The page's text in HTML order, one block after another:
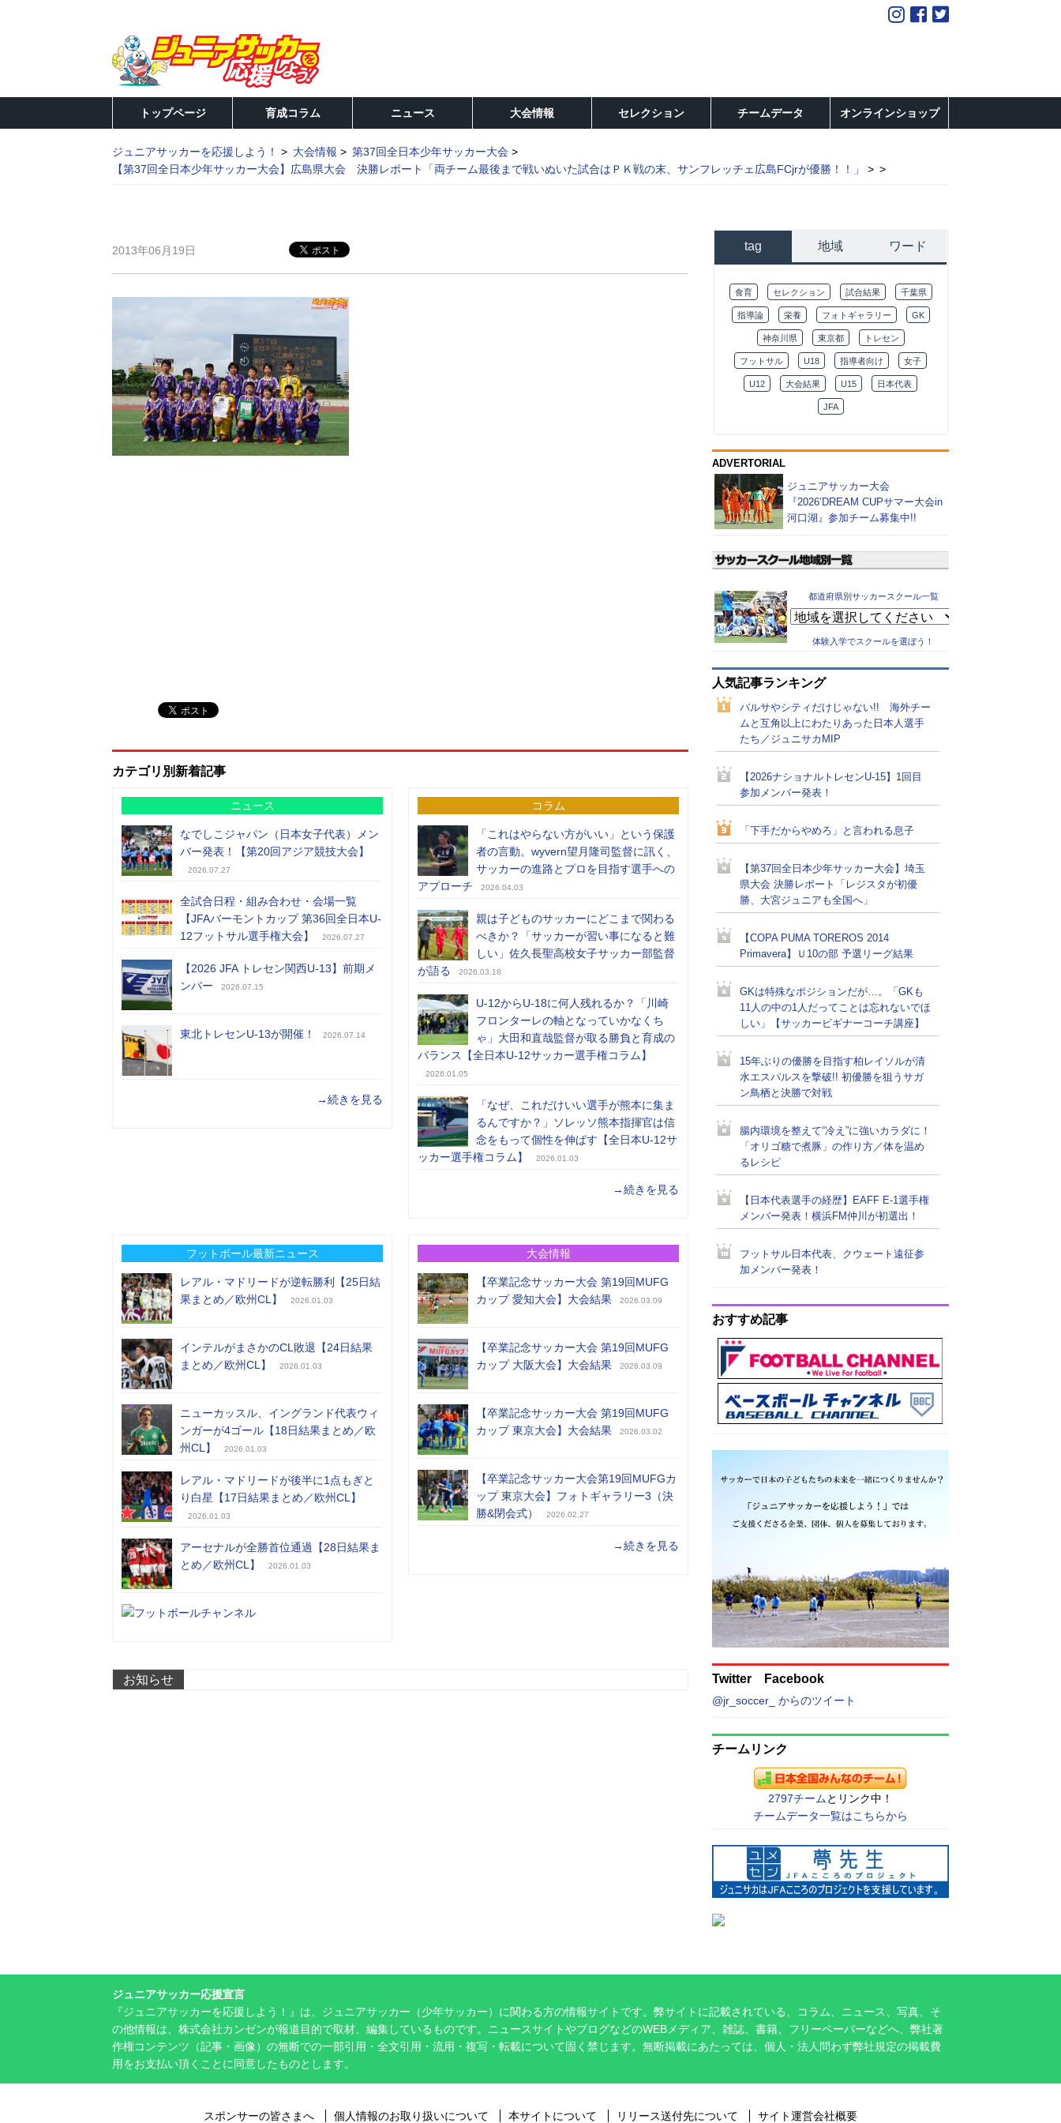
トップページ 育成コラム ニュース 大会情報 セレクション チームデータ オンラインショップ
ジュニアサッカーを応援しよう！ 大会情報
第37回全日本少年サッカー大会
【第37回全日本少年サッカー大会】広島県大会 決勝レポート「両チーム最後まで戦いぬいた試合はＰＫ戦の末、サンフレッチェ広島FCjrが優勝！！」
2013年06月19日
カテゴリ別新着記事
ニュース
なでしこジャパン（日本女子代表）メン
バー発表！【第20回アジア競技大会】
2026.07.27
全試合日程・組み合わせ・会場一覧
【JFAバーモントカップ 第36回全日本U-
12フットサル選手権大会】
2026.07.27
【2026 JFA トレセン関西U-13】前期メ
ンバー
2026.07.15
東北トレセンU-13が開催！ 2026.07.14
→続きを見る
コラム
「これはやらない方がいい」という保護
者の言動。wyvern望月隆司監督に訊く、
サッカーの進路とプロを目指す選手への
アプローチ
2026.04.03
親は子どものサッカーにどこまで関わる
べきか？「サッカーが習い事になると難
しい」佐久長聖高校女子サッカー部監督
が語る
2026.03.18
U-12からU-18に何人残れるか？「川崎
フロンターレの軸となっていかなくち
ゃ」大田和直哉監督が取る勝負と育成の
バランス【全日本U-12サッカー選手権コラム】
2026.01.05
「なぜ、これだけいい選手が熊本に集ま
るんですか？」ソレッソ熊本指揮官は信
念をもって個性を伸ばす【全日本U-12サ
ッカー選手権コラム】
2026.01.03
→続きを見る
フットボール最新ニュース
レアル・マドリードが逆転勝利【25日結
果まとめ／欧州CL】
2026.01.03
インテルがまさかのCL敗退【24日結果
まとめ／欧州CL】
2026.01.03
ニューカッスル、イングランド代表ウィ
ンガーが4ゴール【18日結果まとめ／欧
州CL】
2026.01.03
レアル・マドリードが後半に1点もぎと
り白星【17日結果まとめ／欧州CL】
2026.01.03
アーセナルが全勝首位通過【28日結果ま
とめ／欧州CL】
2026.01.03
大会情報
【卒業記念サッカー大会 第19回MUFG
カップ 愛知大会】大会結果
2026.03.09
【卒業記念サッカー大会 第19回MUFG
カップ 大阪大会】大会結果
2026.03.09
【卒業記念サッカー大会 第19回MUFG
カップ 東京大会】大会結果
2026.03.02
【卒業記念サッカー大会第19回MUFGカ
ップ 東京大会】フォトギャラリー3（決
勝&閉会式）
2026.02.27
→続きを見る
お知らせ
tag 地域 ワード
食育 セレクション 試合結果 千葉県
指導論 栄養 フォトギャラリー GK
神奈川県 東京都 トレセン
フットサル U18 指導者向け 女子
U12 大会結果 U15 日本代表
JFA
ADVERTORIAL
ジュニアサッカー大会
『2026’DREAM CUPサマー大会in
河口湖』参加チーム募集中!!
都道府県別サッカースクール一覧
体験入学でスクールを選ぼう！
人気記事ランキング
バルサやシティだけじゃない!! 海外チー
ムと互角以上にわたりあった日本人選手
たち／ジュニサカMIP
【2026ナショナルトレセンU-15】1回目
参加メンバー発表！
「下手だからやめろ」と言われる息子
【第37回全日本少年サッカー大会】埼玉
県大会 決勝レポート「レジスタが初優
勝、大宮ジュニアも全国へ」
【COPA PUMA TOREROS 2014
Primavera】Ｕ10の部 予選リーグ結果
GKは特殊なポジションだが…。「GKも
11人の中の1人だってことは忘れないでほ
しい」【サッカービギナーコーチ講座】
15年ぶりの優勝を目指す柏レイソルが清
水エスパルスを撃破!! 初優勝を狙うサガ
ン鳥栖と決勝で対戦
腸内環境を整えて“冷え”に強いカラダに！
「オリゴ糖で煮豚」の作り方／体を温め
るレシピ
【日本代表選手の経歴】EAFF E-1選手権
メンバー発表！横浜FM仲川が初選出！
フットサル日本代表、クウェート遠征参
加メンバー発表！
おすすめ記事
Twitter Facebook
@jr_soccer_ からのツイート
チームリンク
2797チーム とリンク中！
チームデータ一覧はこちらから
ジュニアサッカー応援宣言
『ジュニアサッカーを応援しよう！』は、ジュニアサッカー（少年サッカー）に関わる方の情報サイトです。弊サイトに記載されている、コラム、ニュース、写真、そ
の他情報は、株式会社カンゼンが報道目的で取材、編集しているものです。ニュースサイトやブログなどのWEBメディア、雑誌、書籍、フリーペーパーなどへ、弊社著
作権コンテンツ（記事・画像）の無断での一部引用・全文引用・流用・複写・転載について固く禁じます。無断掲載にあたっては、個人・法人問わず弊社規定の掲載費
用をお支払い頂くことに同意したものとします。
スポンサーの皆さまへ 個人情報のお取り扱いについて 本サイトについて リリース送付先について サイト運営会社概要